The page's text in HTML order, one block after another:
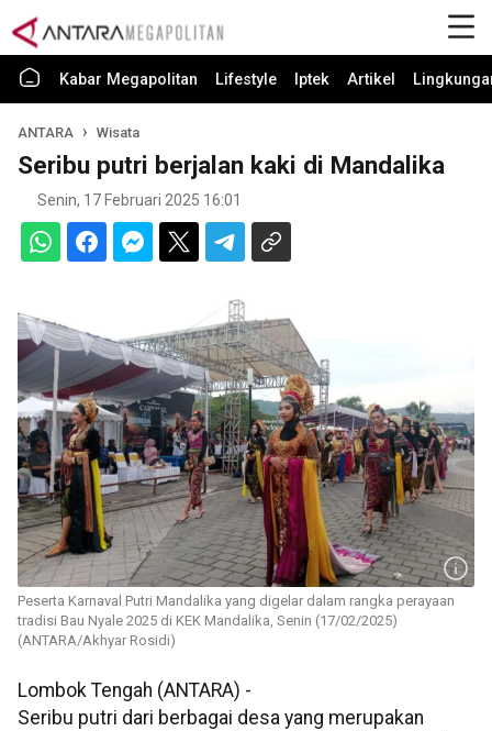
Kabar Megapolitan Lifestyle Iptek Artikel
ANTARA Wisata
Seribu putri berjalan kaki di Mandalika
Senin, 17 Februari 2025 16:01
Peserta Karnaval Putri Mandalika yang digelar dalam rangka perayaan
tradisi Bau Nyale 2025 di KEK Mandalika, Senin (17/02/2025)
(ANTARA/Akhyar Rosidi)
Lombok Tengah (ANTARA) -
Seribu putri dari berbagai desa yang merupakan